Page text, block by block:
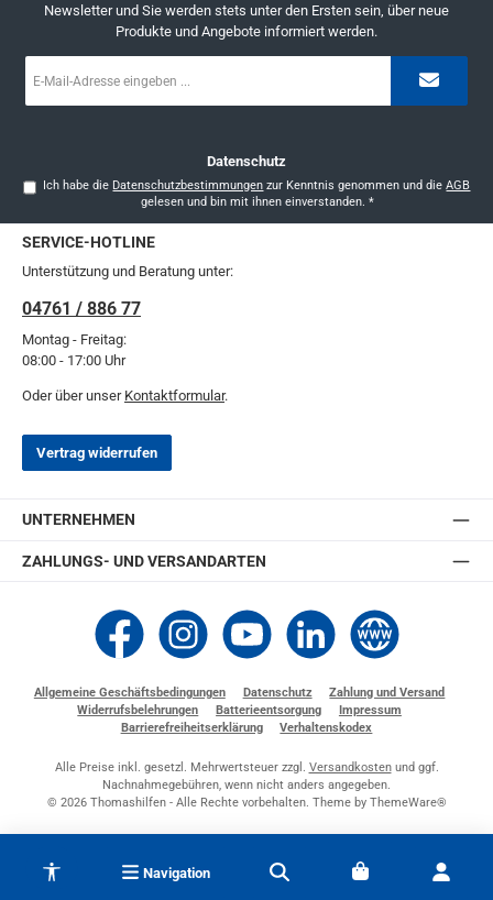
Navigation
Newsletter und Sie werden stets unter den Ersten sein, über neue
Produkte und Angebote informiert werden.
Mail-
Datenschutz
Ich habe die Datenschutzbestimmungen zur Kenntnis genommen und dieAGB
gelesen und bin mit ihnen einverstanden. *
SERVICE-HOTLINE
Unterstützung und Beratung unter:
04761 / 886 77
Montag - Freitag:
08:00 - 17:00 Uhr
Oder über unser Kontaktformular.
Vertrag widerrufen
UNTERNEHMEN
ZAHLUNGS- UND VERSANDARTEN
Thomashilfen bei Facebook
Thomashilfen bei Instagram
Thomashilfen bei YouTube
Thomashilfen bei LinkedIn
Zur Website von
Allgemeine Geschäftsbedingungen Datenschutz
Zahlung und Versand
Widerrufsbelehrungen
Batterieentsorgung
Impressum
Barrierefreiheitserklärung
Verhaltenskodex
Alle Preise inkl. gesetzl. Mehrwertsteuer zzgl. Versandkostenund ggf.
Nachnahmegebühren, wenn nicht anders angegeben.
© 2026 Thomashilfen - Alle Rechte vorbehalten. Theme by ThemeWare®